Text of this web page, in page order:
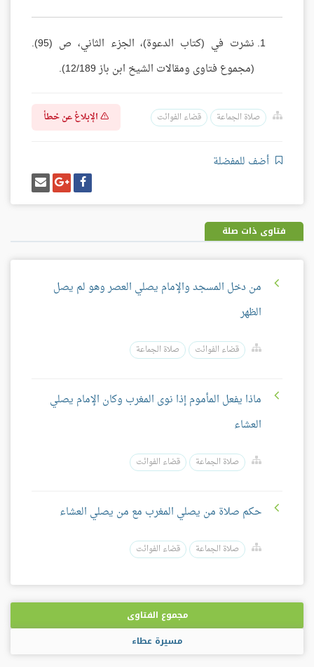
نشرت في (كتاب الدعوة)، الجزء الثاني، ص (95).
(مجموع فتاوى ومقالات الشيخ ابن باز 12/189).
صلاة الجماعة قضاء الفوائت الإبلاغ عن خطأ
أضف للمفضلة
شارك
على
فيسبوك
شارك
على
غوغل
بلس
إرسل
إيميل
فتاوى ذات صلة
من دخل المسجد والإمام يصلي العصر وهو لم يصل
الظهر
قضاء الفوائت صلاة الجماعة
ماذا يفعل المأموم إذا نوى المغرب وكان الإمام يصلي
العشاء
صلاة الجماعة قضاء الفوائت
حكم صلاة من يصلي المغرب مع من يصلي العشاء
صلاة الجماعة قضاء الفوائت
مجموع الفتاوى
مسيرة عطاء